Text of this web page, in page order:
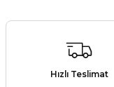
Hızlı Teslimat